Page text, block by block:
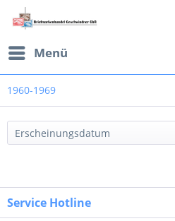
Menü
1960-1969
Service Hotline